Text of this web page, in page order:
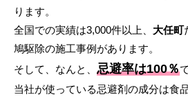
ります。
全国での実績は3,000件以上、 大任町
鳩駆除の施工事例があります。
そして、なんと、 忌避率は100％
当社が使っている忌避剤の成分は食